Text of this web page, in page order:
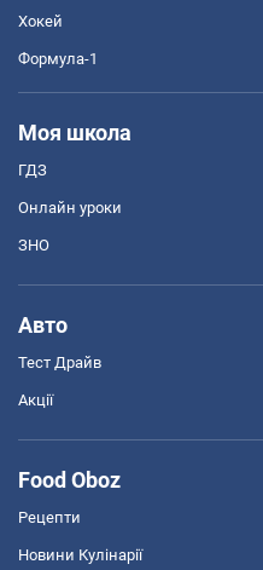
Хокей
Формула-1
Моя школа
ГДЗ
Онлайн уроки
ЗНО
Авто
Тест Драйв
Акції
Food Oboz
Рецепти
Новини Кулінарії